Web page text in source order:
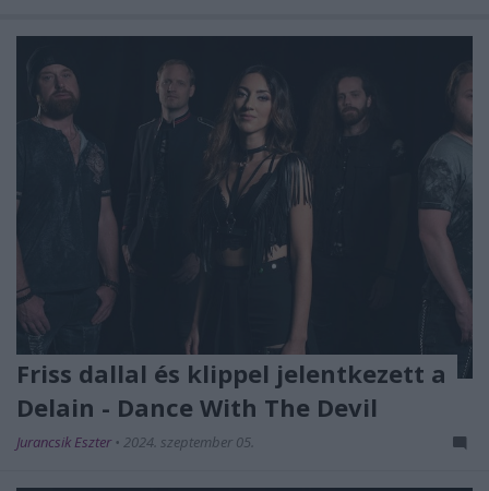
Friss dallal és klippel jelentkezett a
Delain - Dance With The Devil
Jurancsik Eszter • 2024. szeptember 05.